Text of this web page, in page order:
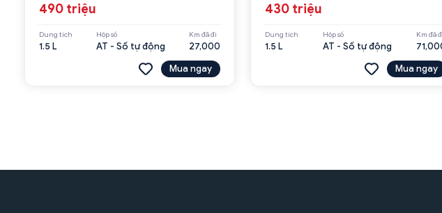
490 triệu
Dung tích
1.5 L
Hộp số
AT - Số tự động
Km đã đi
27,000
Mua ngay
430 triệu
Dung tích
1.5 L
Hộp số
AT - Số tự động
Km đã
Mua ngay